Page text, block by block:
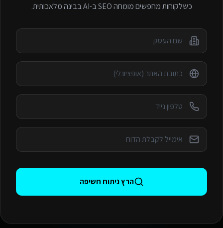
כשלקוחות מחפשיםמומחה SEO ב-AI בבינה מלאכותית.
הרץ ניתוח חשיפה